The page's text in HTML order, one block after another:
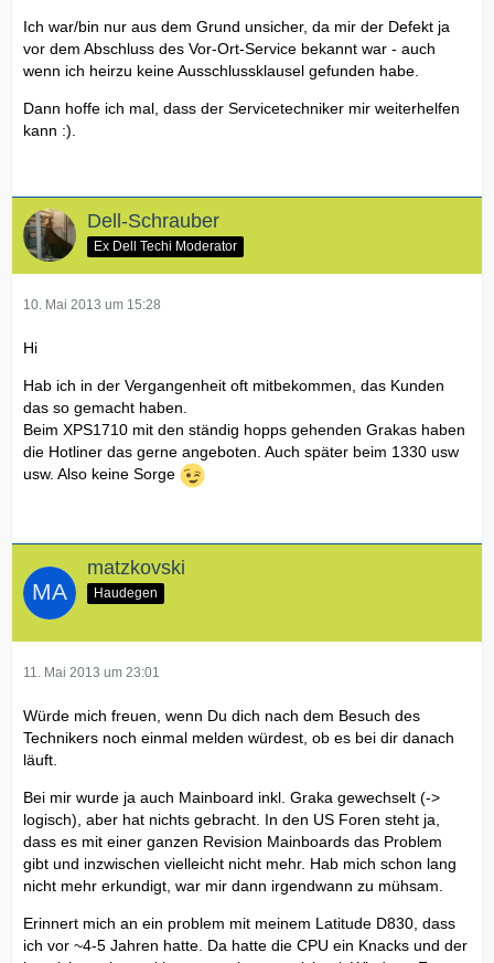
Ich war/bin nur aus dem Grund unsicher, da mir der Defekt ja
vor dem Abschluss des Vor-Ort-Service bekannt war - auch
wenn ich heirzu keine Ausschlussklausel gefunden habe.
Dann hoffe ich mal, dass der Servicetechniker mir weiterhelfen
kann :).
Dell-Schrauber
Ex Dell Techi Moderator
10. Mai 2013 um 15:28
Hi
Hab ich in der Vergangenheit oft mitbekommen, das Kunden
das so gemacht haben.
Beim XPS1710 mit den ständig hopps gehenden Grakas haben
die Hotliner das gerne angeboten. Auch später beim 1330 usw
usw. Also keine Sorge
matzkovski
Haudegen
11. Mai 2013 um 23:01
Würde mich freuen, wenn Du dich nach dem Besuch des
Technikers noch einmal melden würdest, ob es bei dir danach
läuft.
Bei mir wurde ja auch Mainboard inkl. Graka gewechselt (->
logisch), aber hat nichts gebracht. In den US Foren steht ja,
dass es mit einer ganzen Revision Mainboards das Problem
gibt und inzwischen vielleicht nicht mehr. Hab mich schon lang
nicht mehr erkundigt, war mir dann irgendwann zu mühsam.
Erinnert mich an ein problem mit meinem Latitude D830, dass
ich vor ~4-5 Jahren hatte. Da hatte die CPU ein Knacks und der